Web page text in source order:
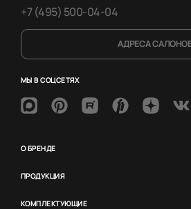
+7 (495) 500-04-04
АДРЕСА
МЫ В СОЦСЕТЯХ
О БРЕНДЕ
ПРОДУКЦИЯ
КОМПЛЕКТУЮЩИЕ